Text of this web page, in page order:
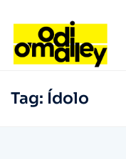
Tag: Ídolo